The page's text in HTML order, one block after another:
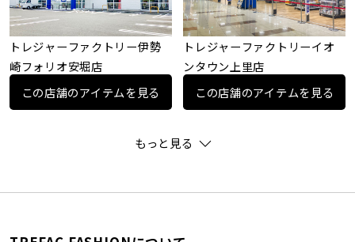
トレジャーファクトリー伊勢
崎フォリオ安堀店
この店舗のアイテムを見る
トレジャーファクトリーイオ
ンタウン上里店
この店舗のアイテムを見る
もっと見る